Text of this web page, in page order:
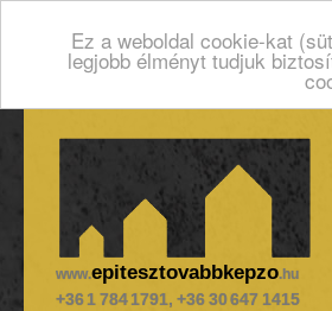
Ez a weboldal cookie-kat
legjobb élményt tudjuk
www.epitesztovabbkepzo.hu
+36 1 784 1791, +36 30 647 1415